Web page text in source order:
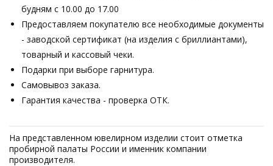
будням с 10.00 до 17.00
Предоставляем покупателю все необходимые документы
- заводской сертификат (на изделия с бриллиантами),
товарный и кассовый чеки.
Подарки при выборе гарнитура.
Самовывоз заказа.
Гарантия качества - проверка ОТК.
На представленном ювелирном изделии стоит отметка
пробирной палаты России и именник компании
производителя.